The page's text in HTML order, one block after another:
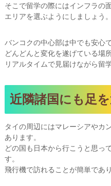
そこで留学の際にはインフラの
エリアを選ぶようにしましょう。
バンコクの中心部は中でも安心
どんどんと変化を遂げている場
リアルタイムで見届けながら留
近隣諸国にも足
タイの周辺にはマレーシアやカ
あります。
どの国も日本から行こうと思っ
す。
飛行機で訪れることが簡単であ